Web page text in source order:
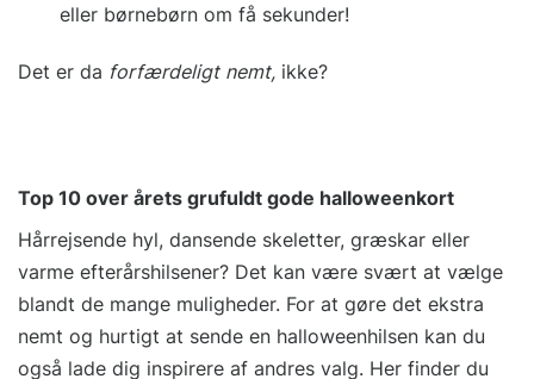
eller børnebørn om få sekunder!
Det er da forfærdeligt nemt, ikke?
Top 10 over årets grufuldt gode halloweenkort
Hårrejsende hyl, dansende skeletter, græskar eller
varme efterårshilsener? Det kan være svært at vælge
blandt de mange muligheder. For at gøre det ekstra
nemt og hurtigt at sende en halloweenhilsen kan du
også lade dig inspirere af andres valg. Her finder du